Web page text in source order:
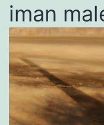
iman